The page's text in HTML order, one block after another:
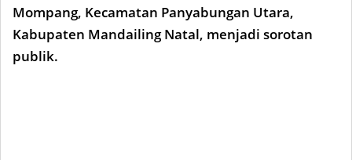
Mompang, Kecamatan Panyabungan Utara,
Kabupaten Mandailing Natal, menjadi sorotan
publik.